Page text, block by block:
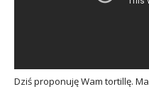
Dziś proponuję Wam tortillę.